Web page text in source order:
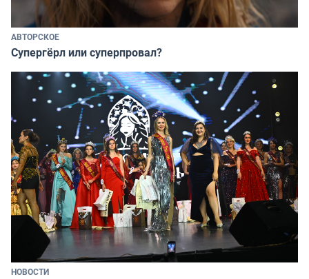
АВТОРСКОЕ
Супергёрл или суперпровал?
НОВОСТИ